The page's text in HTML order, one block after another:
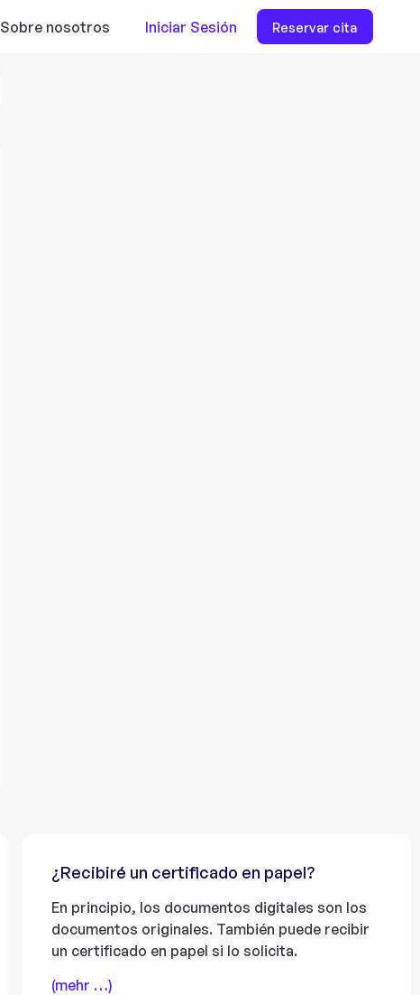
Sobre nosotros Iniciar Sesión Reservar cita
¿Recibiré un certificado en papel?
En principio, los documentos digitales son los
documentos originales. También puede recibir
un certificado en papel si lo solicita.
(mehr …)